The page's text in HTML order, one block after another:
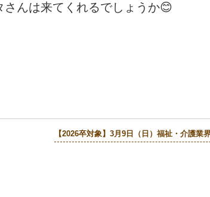
さんは来てくれるでしょうか😊
【2026卒対象】3月9日（日）福祉・介護